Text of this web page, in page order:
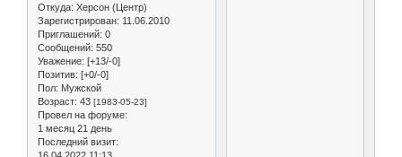
Откуда: Херсон (Центр)
Зарегистрирован: 11.06.2010
Приглашений: 0
Сообщений: 550
Уважение: [+13/-0]
Позитив: [+0/-0]
Пол: Мужской
Возраст: 43 [1983-05-23]
Провел на форуме:
1 месяц 21 день
Последний визит: